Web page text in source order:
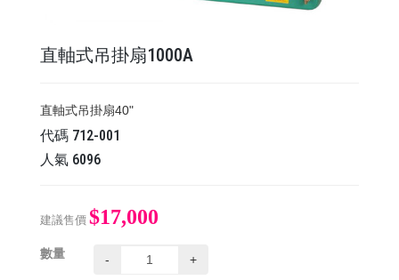
直軸式吊掛扇1000A
直軸式吊掛扇40"
代碼 712-001
人氣 6096
建議售價 $17,000
數量 - +